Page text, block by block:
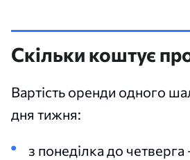
Скільки коштує
Вартість оренди одного
дня тижня:
з понеділка до четверга